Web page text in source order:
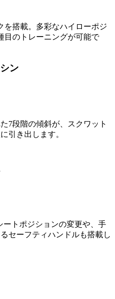
を搭載。多彩なハイローポジ
目のトレーニングが可能で
ン
7段階の傾斜が、スクワット
引き出します。
ートポジションの変更や、手
セーフティハンドルも搭載し